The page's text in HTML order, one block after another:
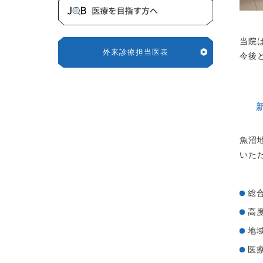
外来診療担当医表
当院
今後
魚沼
いた
総
高
地
医